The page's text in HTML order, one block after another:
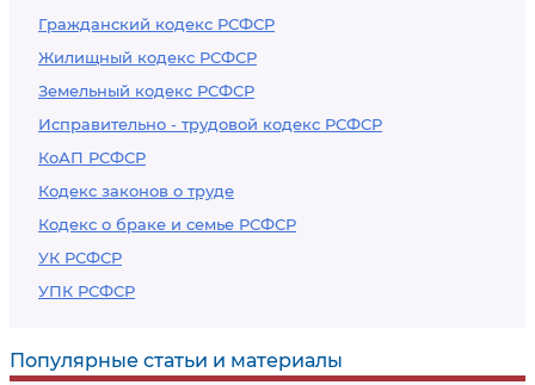
Гражданский кодекс РСФСР
Жилищный кодекс РСФСР
Земельный кодекс РСФСР
Исправительно - трудовой кодекс РСФСР
КоАП РСФСР
Кодекс законов о труде
Кодекс о браке и семье РСФСР
УК РСФСР
УПК РСФСР
Популярные статьи и материалы